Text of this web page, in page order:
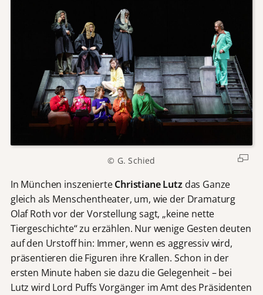
© G. Schied
In München inszenierteChristiane Lutzdas Ganze
gleich als Menschentheater, um, wie der Dramaturg
Olaf Roth vor der Vorstellung sagt, „keine nette
Tiergeschichte“ zu erzählen. Nur wenige Gesten deuten
auf den Urstoff hin: Immer, wenn es aggressiv wird,
präsentieren die Figuren ihre Krallen. Schon in der
ersten Minute haben sie dazu die Gelegenheit – bei
Lutz wird Lord Puffs Vorgänger im Amt des Präsidenten